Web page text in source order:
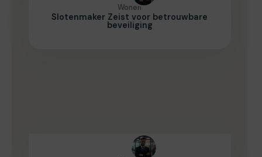
Wonen
Slotenmaker Zeist voor betrouwbare
beveiliging